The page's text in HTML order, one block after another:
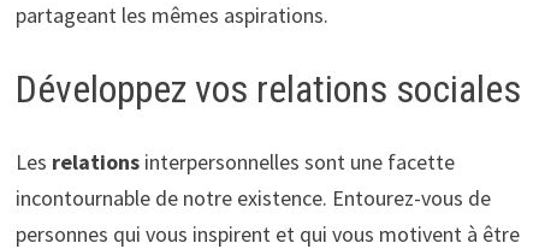
partageant les mêmes aspirations.
Développez vos relations sociales
Les relationsinterpersonnelles sont une facette
incontournable de notre existence. Entourez-vous de
personnes qui vous inspirent et qui vous motivent à être